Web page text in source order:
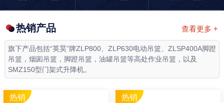
查看更多 +
热销产品
旗下产品包括“英昊”牌ZLP800、ZLP630电动吊篮、ZLSP400A脚蹬
吊篮，烟囱吊篮，脚蹬吊篮，油罐吊篮等高处作业吊篮，以及
SMZ150型门架式升降机。